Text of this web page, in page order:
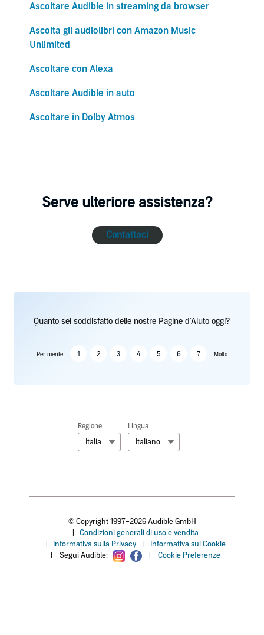
Ascoltare Audible in streaming da browser
Ascolta gli audiolibri con Amazon Music
Unlimited
Ascoltare con Alexa
Ascoltare Audible in auto
Ascoltare in Dolby Atmos
Serve ulteriore assistenza?
Contattaci
Quanto sei soddisfatto delle nostre Pagine d'Aiuto oggi?
Per niente 1 2 3 4 5 6 7 Molto
Regione
Italia
Lingua
Italiano
© Copyright 1997–2026 Audible GmbH
Condizioni generali di uso e vendita
Informativa sulla Privacy|
Informativa sui Cookie
Segui Audible: Cookie Preferenze